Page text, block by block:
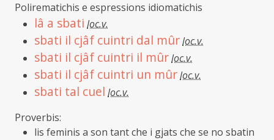
Polirematichis e espressions idiomatichis
lâ a sbati loc.v.
sbati il cjâf cuintri dal mûrloc.v.
sbati il cjâf cuintri il mûrloc.v.
sbati il cjâf cuintri un mûrloc.v.
sbati tal cuel loc.v.
Proverbis:
lis feminis a son tant che i gjats che se no sbatin